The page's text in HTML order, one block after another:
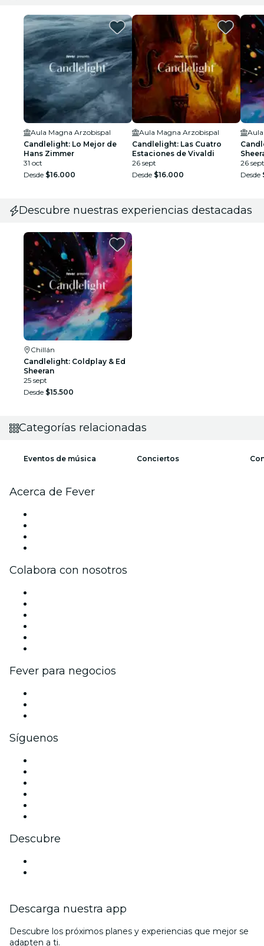
Aula Magna Arzobispal
Candlelight: Lo Mejor de
Hans Zimmer
31 oct
Desde $16.000
Aula Magna Arzobispal
Candlelight: Las Cuatro
Estaciones de Vivaldi
26 sept
Desde $16.000
26 sept
Desde
Descubre nuestras experiencias destacadas
Chillán
Candlelight: Coldplay & Ed
Sheeran
25 sept
Desde $15.500
Categorías relacionadas
Eventos de música Conciertos
Acerca de Fever
Colabora con nosotros
Fever para negocios
Síguenos
Descubre
Descarga nuestra app
Descubre los próximos planes y experiencias que mejor se
adapten a ti.